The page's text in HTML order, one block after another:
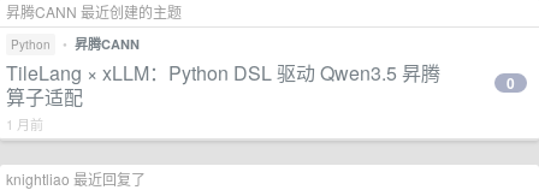
昇腾CANN 最近创建的主题
Python • 昇腾CANN
TileLang × xLLM：Python DSL 驱动 Qwen3.5 昇腾
算子适配
1 月前
0
knightliao 最近回复了